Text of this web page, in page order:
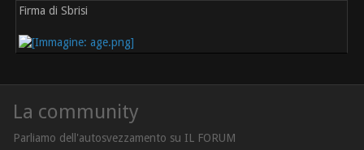
Firma di Sbrisi
La community
Parliamo dell'autosvezzamento su IL FORUM